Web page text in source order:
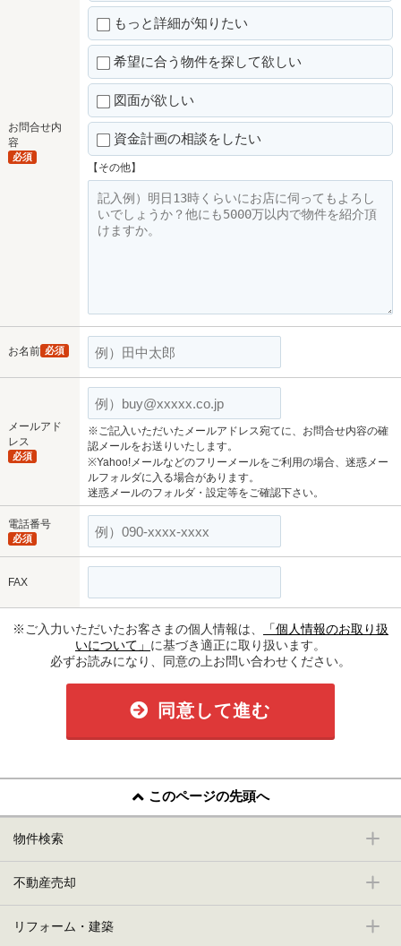
お問合せ内
容
必須
もっと詳細が知りたい
希望に合う物件を探して欲しい
図面が欲しい
資金計画の相談をしたい
【その他】
お名前 必須
メールアド
レス
必須
※ご記入いただいたメールアドレス宛てに、お問合せ内容の確
認メールをお送りいたします。
※Yahoo!メールなどのフリーメールをご利用の場合、迷惑メー
ルフォルダに入る場合があります。
迷惑メールのフォルダ・設定等をご確認下さい。
電話番号
必須
FAX
※ご入力いただいたお客さまの個人情報は、
「個人情報のお取り扱
いについて」 に基づき適正に取り扱います。
必ずお読みになり、同意の上お問い合わせください。
同意して進む
このページの先頭へ
物件検索
不動産売却
リフォーム・建築